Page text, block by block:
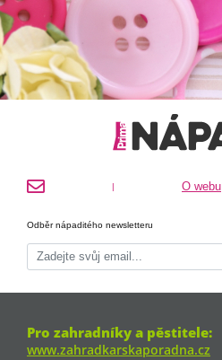
| O webu
Odběr nápaditého newsletteru
Pro zahradníky a pěstitele:
www.zahradkarskaporadna.cz